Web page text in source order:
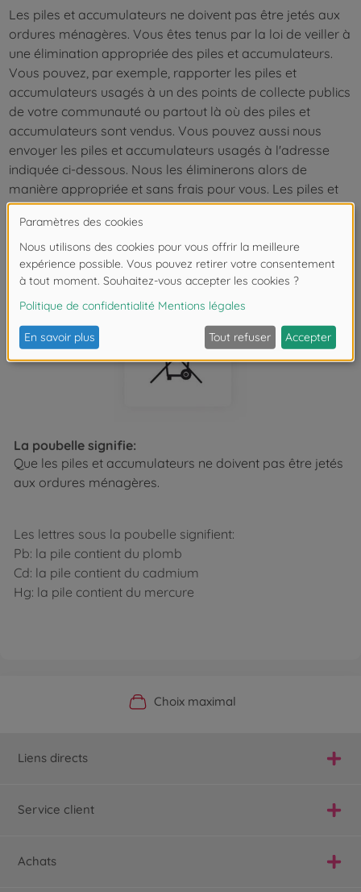
Les piles et accumulateurs ne doivent pas être jetés aux
ordures ménagères. Vous êtes tenus par la loi de veiller à
une élimination appropriée des piles et accumulateurs.
Vous pouvez, par exemple, rapporter les piles et
accumulateurs usagés à un des points de collecte publics
de votre communauté ou partout là où des piles et
accumulateurs sont vendus. Vous pouvez aussi nous
envoyer les piles et accumulateurs usagés à l'adresse
indiquée ci-dessous. Nous les éliminerons alors de
manière appropriée et sans frais pour vous. Les piles et
accumulateurs contenant des substances polluantes
portent un label présentant une poubelle rayée et le
symbole chimique (Cd, Hg ou Pb) du métal lourd
déterminant pour la définition en tant que polluant.
La poubelle signifie:
Que les piles et accumulateurs ne doivent pas être jetés
aux ordures ménagères.
Les lettres sous la poubelle signifient:
Pb: la pile contient du plomb
Cd: la pile contient du cadmium
Hg: la pile contient du mercure
Boutique officielle du fabricant
Choix maximal
Service personnalisé
Livraison rapide
Liens directs
Service client
Achats